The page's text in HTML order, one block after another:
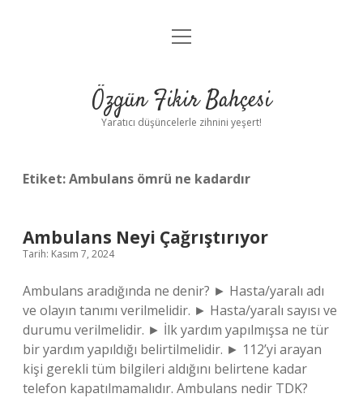
Anasayfa
Yasal Uyarı
menüyü
Özgün Fikir Bahçesi
Yaratıcı düşüncelerle zihnini yeşert!
Etiket:Ambulans ömrü ne kadardır
Ambulans Neyi Çağrıştırıyor
Tarih: Kasım 7, 2024
Ambulans aradığında ne denir? ► Hasta/yaralı adı
ve olayın tanımı verilmelidir. ► Hasta/yaralı sayısı ve
durumu verilmelidir. ► İlk yardım yapılmışsa ne tür
bir yardım yapıldığı belirtilmelidir. ► 112’yi arayan
kişi gerekli tüm bilgileri aldığını belirtene kadar
telefon kapatılmamalıdır. Ambulans nedir TDK?